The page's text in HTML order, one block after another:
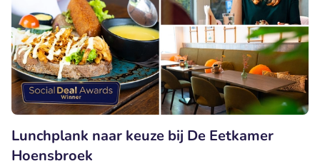
Lunchplank naar keuze bij De Eetkamer
Hoensbroek